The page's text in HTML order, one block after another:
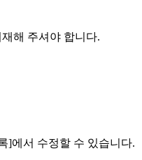
해 주셔야 합니다.
]에서 수정할 수 있습니다.